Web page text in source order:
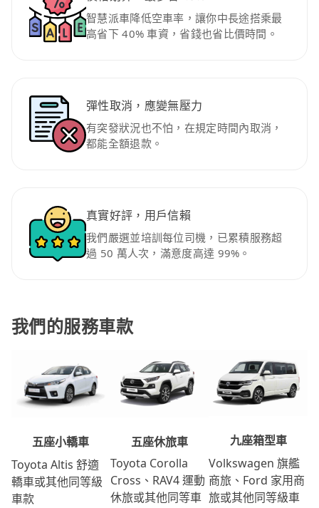
智慧派車降低空車率，讓你中長途搭乘最
高省下 40% 車資，省錢也省比價時間。
彈性取消，應變無壓力
有突發狀況也不怕，在規定時間內取消，
都能全額退款。
真實好評，用戶信賴
我們嚴選並培訓每位司機，已累積服務超
過 50 萬人次，滿意度高達 99%。
我們的服務車款
五座小轎車
Toyota Altis 舒適
轎車或其他同等級
車款
五座休旅車
Toyota Corolla
Cross、RAV4 運動
休旅或其他同等車
九座箱型車
Volkswagen 旗艦
商旅、Ford 家用商
旅或其他同等級車